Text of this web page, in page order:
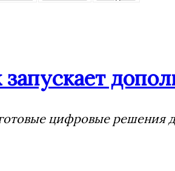
запускает
цифровые решения